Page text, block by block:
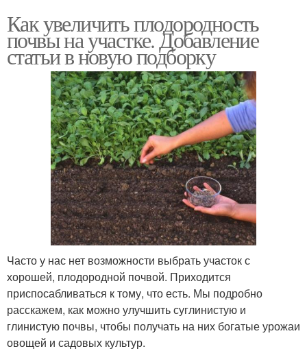
Как увеличить плодородность
почвы на участке. Добавление
статьи в новую подборку
Часто у нас нет возможности выбрать участок с
хорошей, плодородной почвой. Приходится
приспосабливаться к тому, что есть. Мы подробно
расскажем, как можно улучшить суглинистую и
глинистую почвы, чтобы получать на них богатые урожаи
овощей и садовых культур.